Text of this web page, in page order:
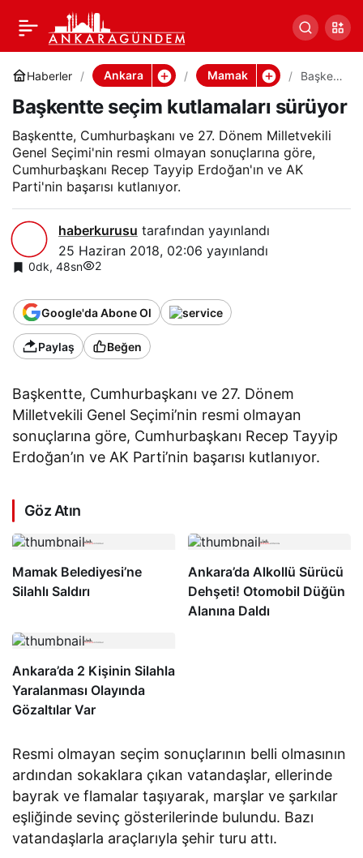
Haberler Ankara Mamak
Başken
seçim
kutlama
ları
sürüyor
Başkentte seçim kutlamaları sürüyor
Başkentte, Cumhurbaşkanı ve 27. Dönem Milletvekili
Genel Seçimi'nin resmi olmayan sonuçlarına göre,
Cumhurbaşkanı Recep Tayyip Erdoğan'ın ve AK
Parti'nin başarısı kutlanıyor.
haberkurusu tarafından yayınlandı
25 Haziran 2018, 02:06 yayınlandı
0dk, 48sn 2
Google'da Abone Ol
Paylaş Beğen
Başkentte, Cumhurbaşkanı ve 27. Dönem
Milletvekili Genel Seçimi’nin resmi olmayan
sonuçlarına göre, Cumhurbaşkanı Recep Tayyip
Erdoğan’ın ve AK Parti’nin başarısı kutlanıyor.
Göz Atın
Mamak Belediyesi’ne
Silahlı Saldırı
Ankara’da Alkollü Sürücü
Dehşeti! Otomobil Düğün
Alanına Daldı
Ankara’da 2 Kişinin Silahla
Yaralanması Olayında
Gözaltılar Var
Resmi olmayan seçim sonuçlarının belli olmasının
ardından sokaklara çıkan vatandaşlar, ellerinde
bayrak ve flamalar taşıyarak, marşlar ve şarkılar
eşliğinde sevinç gösterilerinde bulundu. Bazı
vatandaşlarla araçlarıyla şehir turu attı.
Başkentte seçim
kutlamaları sürüyor
Paylaş